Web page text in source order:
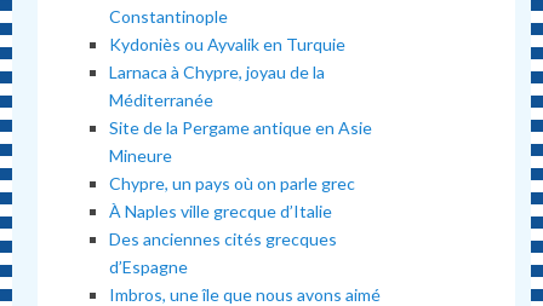
Constantinople
Kydoniès ou Ayvalik en Turquie
Larnaca à Chypre, joyau de la
Méditerranée
Site de la Pergame antique en Asie
Mineure
Chypre, un pays où on parle grec
À Naples ville grecque d’Italie
Des anciennes cités grecques
d’Espagne
Imbros, une île que nous avons aimé